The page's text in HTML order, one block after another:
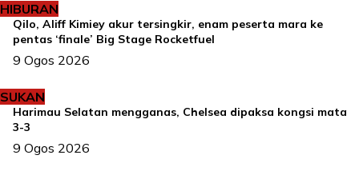
HIBURAN
Qilo, Aliff Kimiey akur tersingkir, enam peserta mara ke
pentas ‘finale’ Big Stage Rocketfuel
9 Ogos 2026
SUKAN
Harimau Selatan mengganas, Chelsea dipaksa kongsi mata
3-3
9 Ogos 2026